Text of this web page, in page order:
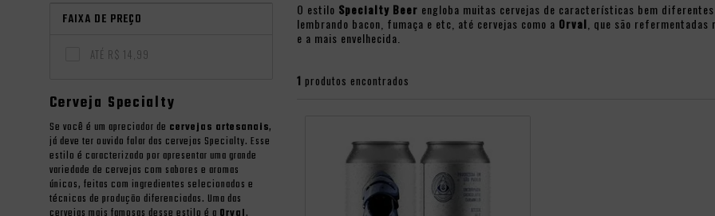
FAIXA DE PREÇO
ATÉ R$ 14,99
Cerveja Specialty
Se você é um apreciador de cervejas artesanais,
já deve ter ouvido falar das cervejas Specialty. Esse
estilo é caracterizado por apresentar uma grande
variedade de cervejas com sabores e aromas
únicos, feitas com ingredientes selecionados e
técnicas de produção diferenciadas. Uma das
O estilo Specialty Beer engloba muitas cervejas de características bem
lembrando bacon, fumaça e etc, até cervejas como a Orval , que são
e a mais envelhecida.
1 produtos encontrados